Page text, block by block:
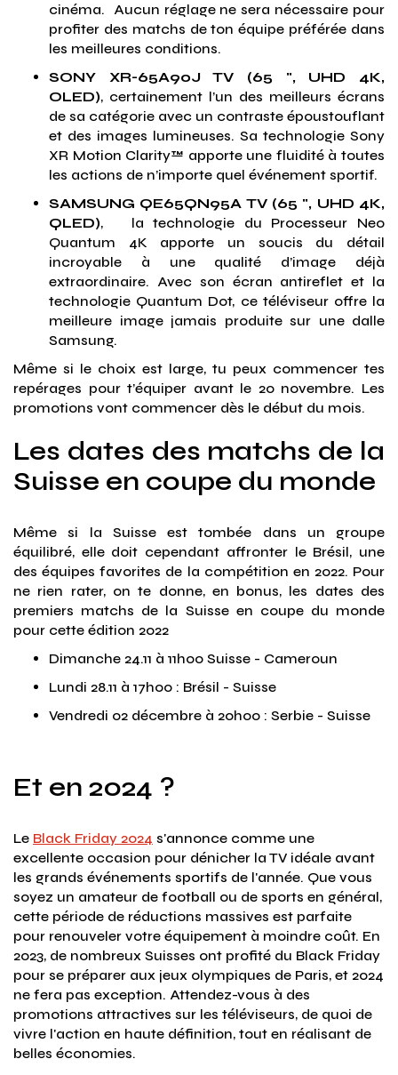
cinéma. Aucun réglage ne sera nécessaire pour
profiter des matchs de ton équipe préférée dans
les meilleures conditions.
SONY XR-65A90J TV (65 ", UHD 4K,
OLED), certainement l’un des meilleurs écrans
de sa catégorie avec un contraste époustouflant
et des images lumineuses. Sa technologie Sony
XR Motion Clarity™ apporte une fluidité à toutes
les actions de n’importe quel événement sportif.
SAMSUNG QE65QN95A TV (65 ", UHD 4K,
QLED), la technologie du Processeur Neo
Quantum 4K apporte un soucis du détail
incroyable à une qualité d’image déjà
extraordinaire. Avec son écran antireflet et la
technologie Quantum Dot, ce téléviseur offre la
meilleure image jamais produite sur une dalle
Samsung.
Même si le choix est large, tu peux commencer tes
repérages pour t’équiper avant le 20 novembre. Les
promotions vont commencer dès le début du mois.
Les dates des matchs de la
Suisse en coupe du monde
Même si la Suisse est tombée dans un groupe
équilibré, elle doit cependant affronter le Brésil, une
des équipes favorites de la compétition en 2022. Pour
ne rien rater, on te donne, en bonus, les dates des
premiers matchs de la Suisse en coupe du monde
pour cette édition 2022
Dimanche 24.11 à 11h00 Suisse - Cameroun
Lundi 28.11 à 17h00 : Brésil - Suisse
Vendredi 02 décembre à 20h00 : Serbie - Suisse
Et en 2024 ?
Le Black Friday 2024 s'annonce comme une
excellente occasion pour dénicher la TV idéale avant
les grands événements sportifs de l'année. Que vous
soyez un amateur de football ou de sports en général,
cette période de réductions massives est parfaite
pour renouveler votre équipement à moindre coût. En
2023, de nombreux Suisses ont profité du Black Friday
pour se préparer aux jeux olympiques de Paris, et 2024
ne fera pas exception. Attendez-vous à des
promotions attractives sur les téléviseurs, de quoi de
vivre l'action en haute définition, tout en réalisant de
belles économies​​.